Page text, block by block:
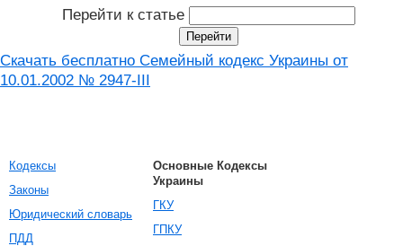
Перейти к статье
Скачать бесплатно Семейный кодекс Украины от
10.01.2002 № 2947-III
Кодексы
Законы
Юридический словарь
ПДД
Основные Кодексы
Украины
ГКУ
ГПКУ